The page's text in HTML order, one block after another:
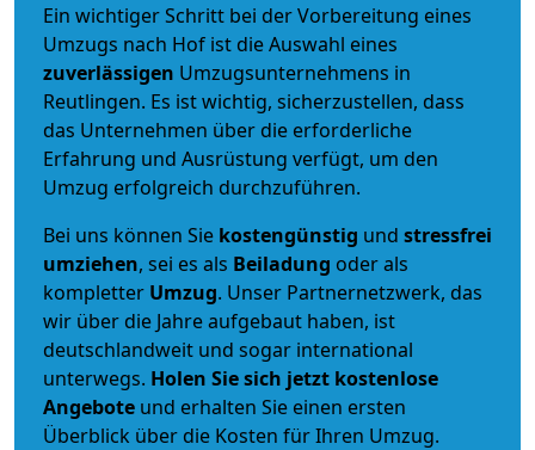
Ein wichtiger Schritt bei der Vorbereitung eines
Umzugs nach Hof ist die Auswahl eines
zuverlässigen Umzugsunternehmens in
Reutlingen. Es ist wichtig, sicherzustellen, dass
das Unternehmen über die erforderliche
Erfahrung und Ausrüstung verfügt, um den
Umzug erfolgreich durchzuführen.
Bei uns können Sie kostengünstig und stressfrei
umziehen, sei es als Beiladung oder als
kompletter Umzug. Unser Partnernetzwerk, das
wir über die Jahre aufgebaut haben, ist
deutschlandweit und sogar international
unterwegs. Holen Sie sich jetzt kostenlose
Angebote und erhalten Sie einen ersten
Überblick über die Kosten für Ihren Umzug.